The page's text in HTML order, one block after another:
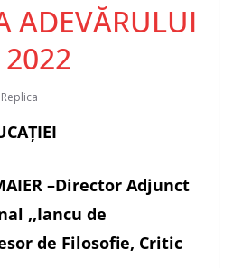
ADEVĂRULUI
–Director Adjunct
,,Iancu de
de Filosofie, Critic